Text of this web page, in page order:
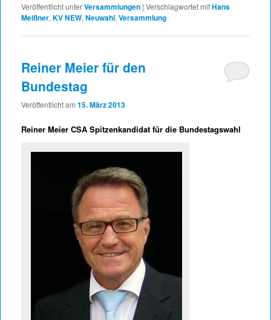
Veröffentlicht unterVersammlungen | Verschlagwortet mitHans
Meißner, KV NEW, Neuwahl, Versammlung
Reiner Meier für den
Bundestag
Veröffentlicht am 15. März 2013
Reiner Meier CSA Spitzenkandidat für die Bundestagswahl